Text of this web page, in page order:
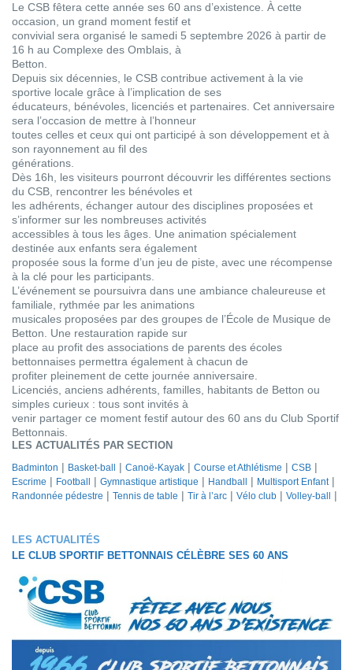
Le CSB fêtera cette année ses 60 ans d’existence. À cette
occasion, un grand moment festif et
convivial sera organisé le samedi 5 septembre 2026 à partir de
16 h au Complexe des Omblais, à
Betton.
Depuis six décennies, le CSB contribue activement à la vie
sportive locale grâce à l’implication de ses
éducateurs, bénévoles, licenciés et partenaires. Cet anniversaire
sera l’occasion de mettre à l’honneur
toutes celles et ceux qui ont participé à son développement et à
son rayonnement au fil des
générations.
Dès 16h, les visiteurs pourront découvrir les différentes sections
du CSB, rencontrer les bénévoles et
les adhérents, échanger autour des disciplines proposées et
s’informer sur les nombreuses activités
accessibles à tous les âges. Une animation spécialement
destinée aux enfants sera également
proposée sous la forme d’un jeu de piste, avec une récompense
à la clé pour les participants.
L’événement se poursuivra dans une ambiance chaleureuse et
familiale, rythmée par les animations
musicales proposées par des groupes de l’École de Musique de
Betton. Une restauration rapide sur
place au profit des associations de parents des écoles
bettonnaises permettra également à chacun de
profiter pleinement de cette journée anniversaire.
Licenciés, anciens adhérents, familles, habitants de Betton ou
simples curieux : tous sont invités à
venir partager ce moment festif autour des 60 ans du Club Sportif
Bettonnais.
LES ACTUALITÉS PAR SECTION
Badminton Basket-ball Canoë-Kayak Course et Athlétisme
CSB
Escrime
Football Gymnastique artistique Handball
Multisport Enfant
Randonnée pédestre
Tennis de table Tir à l’arc Vélo club Volley-ball
LES ACTUALITÉS
LE CLUB SPORTIF BETTONNAIS CÉLÈBRE SES 60 ANS